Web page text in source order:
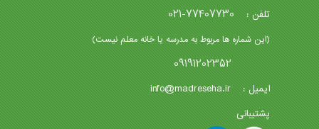
تلفن : 021-77407730
(این شماره ها مربوط به مدرسه یا خانه معلم نیست)
09191202352
ایمیل : info@madreseha.ir
پشتیبانی